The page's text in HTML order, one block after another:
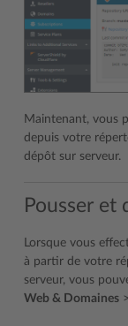
Maintenant, vous
depuis votre
dépôt sur serveur.
Pousser et
Lorsque vous
à partir de votre
serveur, vous
Web & Domaines >